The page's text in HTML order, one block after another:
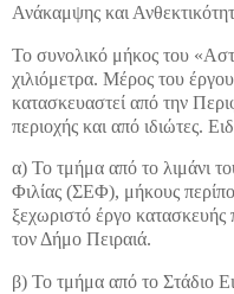
Ανάκαμψης και
Το συνολικό μήκος του
χιλιόμετρα. Μέρος του
κατασκευαστεί από την
περιοχής και από ιδιώτες.
α) Το τμήμα από το λιμάνι
Φιλίας (ΣΕΦ), μήκους
ξεχωριστό έργο
τον Δήμο Πειραιά.
β) Το τμήμα από το Στάδιο